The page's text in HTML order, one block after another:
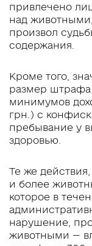
привлечено
над
произвол
содержания.
Кроме того,
размер штрафа
минимумов
грн.) с
пребывание у
здоровью.
Те же
и более
которое в
нарушение,
животными —